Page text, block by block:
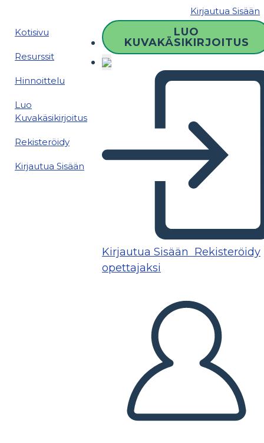
Kirjautua Sisään
Kotisivu
Resurssit
Hinnoittelu
Luo
Kuvakäsikirjoitus
Rekisteröidy
Kirjautua Sisään
LUO
KUVAKÄSIKIRJOITUS
Kirjautua Sisään Rekisteröidy
opettajaksi